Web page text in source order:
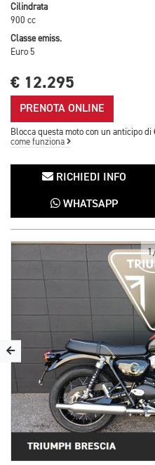
Cilindrata
900 cc
Classe emiss.
Euro 5
€ 12.295
PRENOTA ONLINE
Blocca questa moto con un anticipo
come funziona
RICHIEDI INFO
WHATSAPP